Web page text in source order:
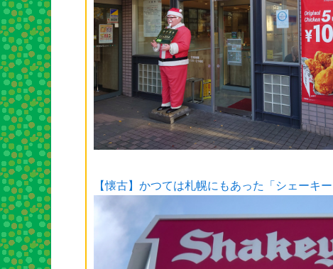
【懐古】かつては札幌にもあった「シェーキ